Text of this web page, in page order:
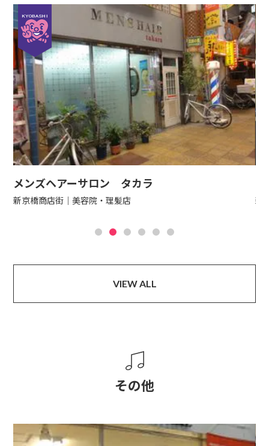
メンズヘアーサロン タカラ
新京橋商店街 美容院・理髪店 新
VIEW ALL
その他